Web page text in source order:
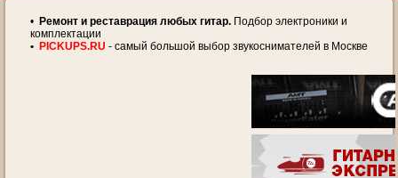
• Ремонт и реставрация любых гитар. Подбор электроники и
комплектации
• PICKUPS.RU - самый большой выбор звукоснимателей в Москве